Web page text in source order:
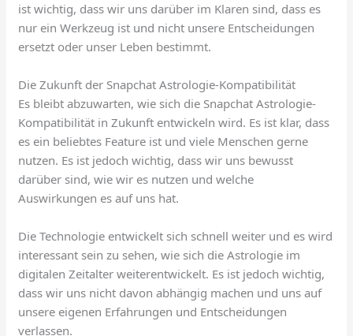
ist wichtig, dass wir uns darüber im Klaren sind, dass es
nur ein Werkzeug ist und nicht unsere Entscheidungen
ersetzt oder unser Leben bestimmt.
Die Zukunft der Snapchat Astrologie-Kompatibilität
Es bleibt abzuwarten, wie sich die Snapchat Astrologie-
Kompatibilität in Zukunft entwickeln wird. Es ist klar, dass
es ein beliebtes Feature ist und viele Menschen gerne
nutzen. Es ist jedoch wichtig, dass wir uns bewusst
darüber sind, wie wir es nutzen und welche
Auswirkungen es auf uns hat.
Die Technologie entwickelt sich schnell weiter und es wird
interessant sein zu sehen, wie sich die Astrologie im
digitalen Zeitalter weiterentwickelt. Es ist jedoch wichtig,
dass wir uns nicht davon abhängig machen und uns auf
unsere eigenen Erfahrungen und Entscheidungen
verlassen.